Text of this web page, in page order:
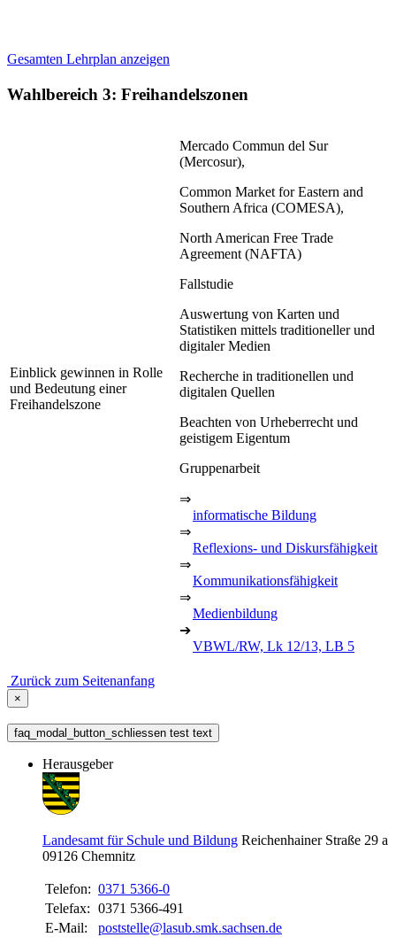
Gesamten Lehrplan anzeigen
Wahlbereich 3: Freihandelszonen
Einblick gewinnen in Rolle
und Bedeutung einer
Freihandelszone
Mercado Commun del Sur
(Mercosur),
Common Market for Eastern and
Southern Africa (COMESA),
North American Free Trade
Agreement (NAFTA)
Fallstudie
Auswertung von Karten und
Statistiken mittels traditioneller und
digitaler Medien
Recherche in traditionellen und
digitalen Quellen
Beachten von Urheberrecht und
geistigem Eigentum
Gruppenarbeit
⇒
informatische Bildung
⇒
Reflexions- und Diskursfähigkeit
⇒
Kommunikationsfähigkeit
⇒
Medienbildung
➔
VBWL/RW, Lk 12/13, LB 5
Zurück zum Seitenanfang
×
faq_modal_button_schliessen test text
Herausgeber
Landesamt für Schule und Bildung Reichenhainer Straße 29 a
09126 Chemnitz
Telefon: 0371 5366-0
Telefax: 0371 5366-491
E-Mail:
poststelle@lasub.smk.sachsen.de